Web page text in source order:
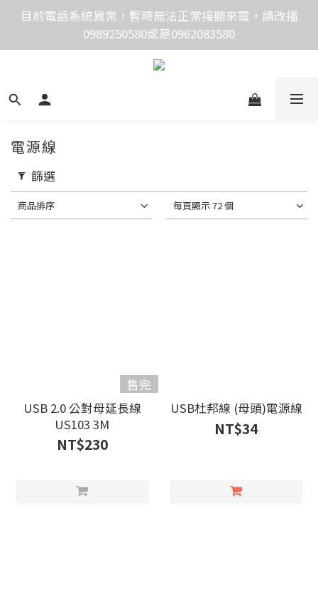
價格均含稅，下單享優惠！歡迎大量採購，由專人提供
專案報價。
目前電話系統異常，暫時無法正常接聽來電，請改播
0989250580或是0962083580
價格均含稅，下單享優惠！歡迎大量採購，由專人提供
電源線
篩選
商品排序 每頁顯示 72 個
售完
USB 2.0 公對母延長線
US103 3M
NT$230
USB杜邦線 (母頭)電源線
NT$34